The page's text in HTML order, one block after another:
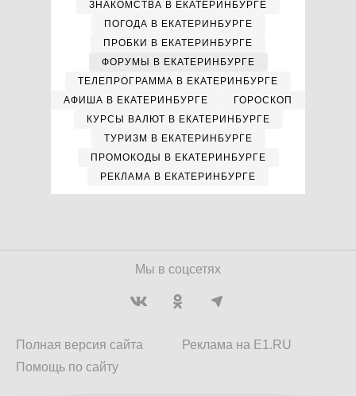
ЗНАКОМСТВА В ЕКАТЕРИНБУРГЕ
ПОГОДА В ЕКАТЕРИНБУРГЕ
ПРОБКИ В ЕКАТЕРИНБУРГЕ
ФОРУМЫ В ЕКАТЕРИНБУРГЕ
ТЕЛЕПРОГРАММА В ЕКАТЕРИНБУРГЕ
АФИША В ЕКАТЕРИНБУРГЕ
ГОРОСКОП
КУРСЫ ВАЛЮТ В ЕКАТЕРИНБУРГЕ
ТУРИЗМ В ЕКАТЕРИНБУРГЕ
ПРОМОКОДЫ В ЕКАТЕРИНБУРГЕ
РЕКЛАМА В ЕКАТЕРИНБУРГЕ
Мы в соцсетях
Полная версия сайта
Помощь по сайту
Реклама на E1.RU